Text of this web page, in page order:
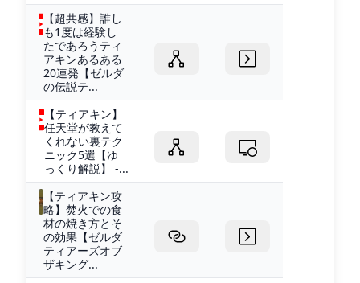
【超共感】誰し
も1度は経験し
たであろうティ
アキンあるある
20連発【ゼルダ
の伝説テ...
【ティアキン】
任天堂が教えて
くれない裏テク
ニック5選【ゆ
っくり解説】 -...
【ティアキン攻
略】焚火での食
材の焼き方とそ
の効果【ゼルダ
ティアーズオブ
ザキング...